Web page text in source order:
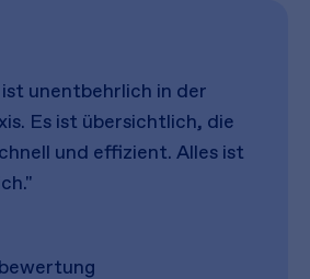
unentbehrlich in der
Es ist übersichtlich, die
und effizient. Alles ist